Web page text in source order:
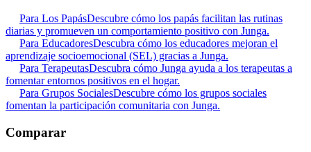
Para Los PapásDescubre cómo los papás facilitan las rutinas
diarias y promueven un comportamiento positivo con Junga.
Para EducadoresDescubra cómo los educadores mejoran el
aprendizaje socioemocional (SEL) gracias a Junga.
Para TerapeutasDescubra cómo Junga ayuda a los terapeutas a
fomentar entornos positivos en el hogar.
Para Grupos SocialesDescubre cómo los grupos sociales
fomentan la participación comunitaria con Junga.
Comparar